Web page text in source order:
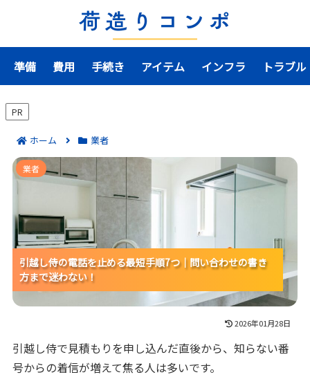
準備 費用 手続き アイテム インフラ トラブル
PR
ホーム 業者
引越し侍の電話を止める最短手順7つ｜問い合わせの書
き方まで迷わない！
引越し侍の電話を止める最短手順7つ｜問い合わせの書き
方まで迷わない！
引越し侍の電話を止める最短手順7つ｜問い合わせの書き
方まで迷わない！
引越し侍の電話を止める最短手順7つ｜問い合わせの書き
方まで迷わない！
業者
2026年01月28日
引越し侍で見積もりを申し込んだ直後から、知らない番
号からの着信が増えて焦る人は多いです。